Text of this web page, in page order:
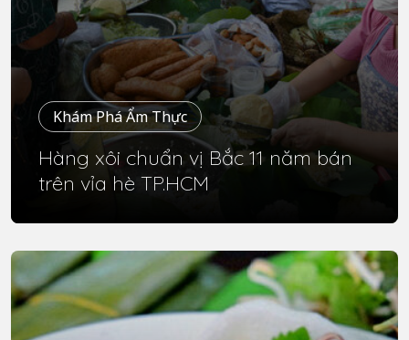
Khám Phá Ẩm Thực
Hàng xôi chuẩn vị Bắc 11 năm bán
trên vỉa hè TP.HCM